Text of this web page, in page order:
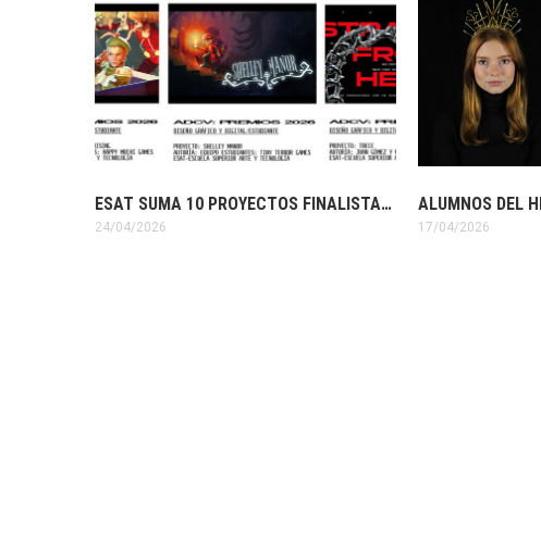
ESAT SUMA 10 PROYECTOS FINALISTAS EN LOS PREMIOS ADCV 2026
24/04/2026 17/04/2026